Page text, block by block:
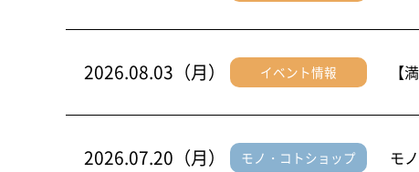
2026.08.03（月） イベント情報 【
2026.07.20（月） モノ・コトショップ モ